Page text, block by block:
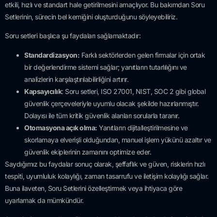
etkili, hızlı ve standart hale getirilmesini amaçlıyor. Bu bakımdan Soru
Setlerinin, sürecin bel kemiğini oluşturduğunu söyleyebiliriz.
Soru setleri başlıca şu faydaları sağlamaktadır:
Standardizasyon: Farklı sektörlerden gelen firmalar için ortak
bir değerlendirme sistemi sağlar; yanıtların tutarlılığını ve
analizlerin karşılaştırılabilirliğini artırır.
Kapsayıcılık: Soru setleri, ISO 27001, NIST, SOC 2 gibi global
güvenlik çerçeveleriyle uyumlu olacak şekilde hazırlanmıştır.
Dolayısı ile tüm kritik güvenlik alanları sorularla taranır.
Otomasyona açık olma: Yanıtların dijitalleştirilmesine ve
skorlamaya elverişli olduğundan, manuel işlem yükünü azaltır ve
güvenlik ekiplerinin zamanını optimize eder.
Saydığımız bu faydalar sonuç olarak, şeffaflık ve güven, risklerin hızlı
tespiti, uyumluluk kolaylığı, zaman tasarrufu ve iletişim kolaylığı sağlar.
Buna ilaveten, Soru Setlerini özelleştirmek veya ihtiyaca göre
uyarlamak da mümkündür.